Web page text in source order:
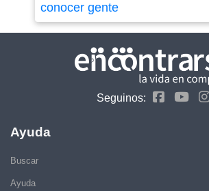
conocer gente
Seguinos:
Ayuda
Buscar
Ayuda